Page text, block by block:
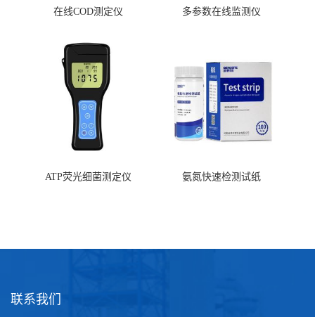
在线COD测定仪 多参数在线监测仪
ATP荧光细菌测定仪 氨氮快速检测试纸
联系我们